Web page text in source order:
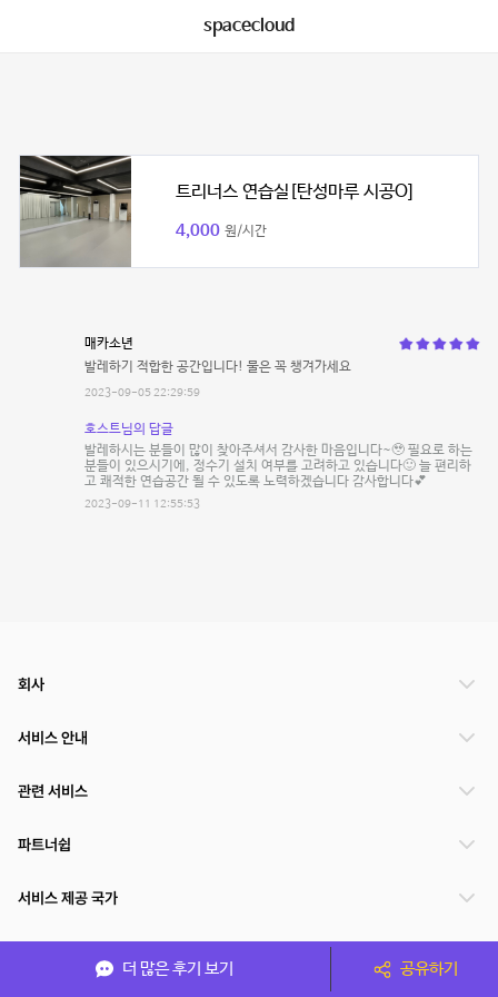
spacecloud
트리너스 연습실[탄성마루 시공O]
4,000 원/시간
매카소년
발레하기 적합한 공간입니다! 물은 꼭 챙겨가세요
2023-09-05 22:29:59
호스트님의 답글
발레하시는 분들이 많이 찾아주셔서 감사한 마음입니다~🥹 필요로 하는
분들이 있으시기에, 정수기 설치 여부를 고려하고 있습니다🙂 늘 편리하
고 쾌적한 연습공간 될 수 있도록 노력하겠습니다 감사합니다💕
2023-09-11 12:55:53
더 많은 후기 보기 공유하기
회사
서비스 안내
관련 서비스
파트너쉽
서비스 제공 국가
(주)NSPACE 사업자정보